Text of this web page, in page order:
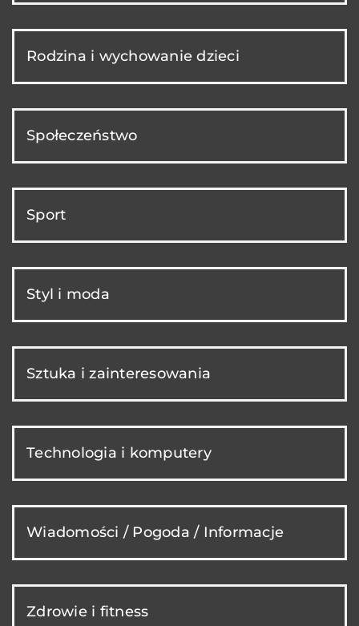
Rodzina i wychowanie dzieci
Społeczeństwo
Sport
Styl i moda
Sztuka i zainteresowania
Technologia i komputery
Wiadomości / Pogoda / Informacje
Zdrowie i fitness